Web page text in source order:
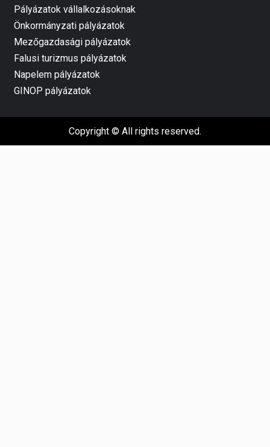
Pályázatok vállalkozásoknak
Önkormányzati pályázatok
Mezőgazdasági pályázatok
Falusi turizmus pályázatok
Napelem pályázatok
GINOP pályázatok
Copyright © All rights reserved.